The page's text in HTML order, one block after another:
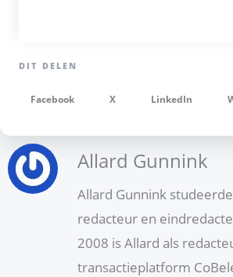
Facebook X LinkedIn
Allard Gunnink
Allard Gunnink
redacteur en
2008 is Allard als
transactieplatform